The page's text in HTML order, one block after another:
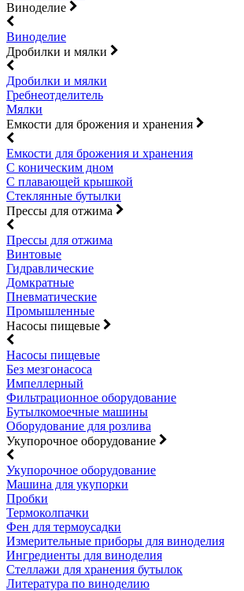
Виноделие
Виноделие
Дробилки и мялки
Дробилки и мялки
Гребнеотделитель
Мялки
Емкости для брожения и хранения
Емкости для брожения и хранения
С коническим дном
С плавающей крышкой
Стеклянные бутылки
Прессы для отжима
Прессы для отжима
Винтовые
Гидравлические
Домкратные
Пневматические
Промышленные
Насосы пищевые
Насосы пищевые
Без мезгонасоса
Импеллерный
Фильтрационное оборудование
Бутылкомоечные машины
Оборудование для розлива
Укупорочное оборудование
Укупорочное оборудование
Машина для укупорки
Пробки
Термоколпачки
Фен для термоусадки
Измерительные приборы для виноделия
Ингредиенты для виноделия
Стеллажи для хранения бутылок
Литература по виноделию